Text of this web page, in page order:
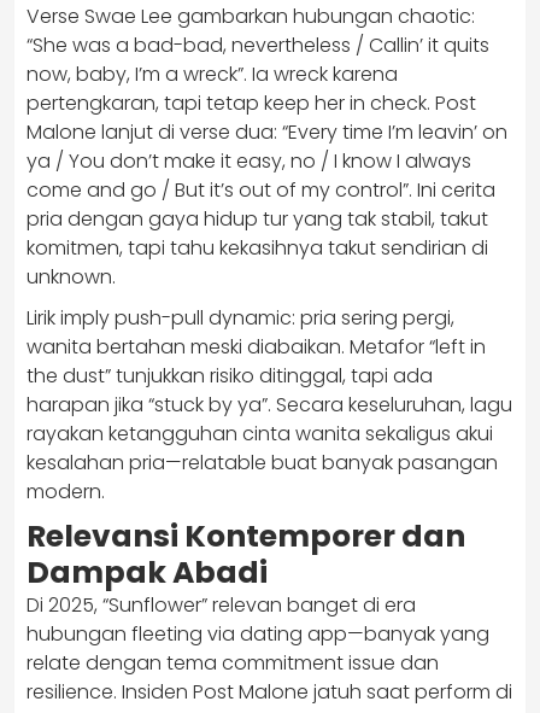
Verse Swae Lee gambarkan hubungan chaotic:
“She was a bad-bad, nevertheless / Callin’ it quits
now, baby, I’m a wreck”. Ia wreck karena
pertengkaran, tapi tetap keep her in check. Post
Malone lanjut di verse dua: “Every time I’m leavin’ on
ya / You don’t make it easy, no / I know I always
come and go / But it’s out of my control”. Ini cerita
pria dengan gaya hidup tur yang tak stabil, takut
komitmen, tapi tahu kekasihnya takut sendirian di
unknown.
Lirik imply push-pull dynamic: pria sering pergi,
wanita bertahan meski diabaikan. Metafor “left in
the dust” tunjukkan risiko ditinggal, tapi ada
harapan jika “stuck by ya”. Secara keseluruhan, lagu
rayakan ketangguhan cinta wanita sekaligus akui
kesalahan pria—relatable buat banyak pasangan
modern.
Relevansi Kontemporer dan
Dampak Abadi
Di 2025, “Sunflower” relevan banget di era
hubungan fleeting via dating app—banyak yang
relate dengan tema commitment issue dan
resilience. Insiden Post Malone jatuh saat perform di